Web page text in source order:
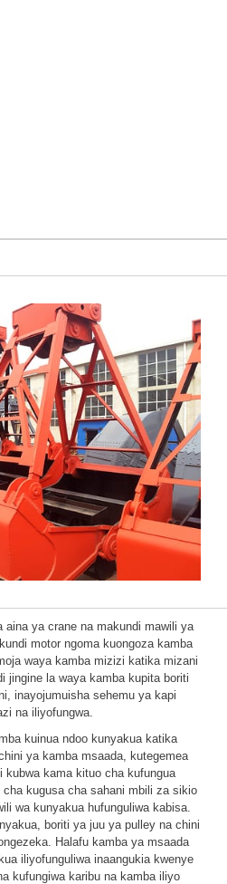
ya crane na makundi mawili ya
motor ngoma kuongoza kamba
waya kamba mizizi katika mizani
jingine la waya kamba kupita boriti
inayojumuisha sehemu ya kapi
na iliyofungwa.
kuinua ndoo kunyakua katika
ya kamba msaada, kutegemea
kama kituo cha kufungua
kugusa cha sahani mbili za sikio
wa kunyakua hufunguliwa kabisa.
boriti ya juu ya pulley na chini
Halafu kamba ya msaada
iliyofunguliwa inaangukia kwenye
kufungiwa karibu na kamba iliyo